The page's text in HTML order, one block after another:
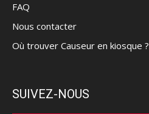
FAQ
Nous contacter
Où trouver Causeur en kiosque ?
SUIVEZ-NOUS